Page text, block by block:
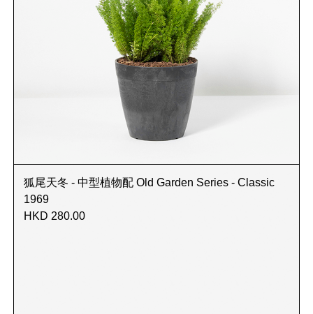
狐尾天冬 - 中型植物配 Old Garden Series - Classic
1969
HKD 280.00